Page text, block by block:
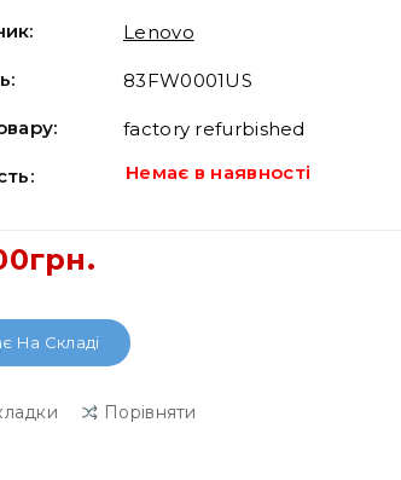
Lenovo
83FW0001US
factory refurbished
Немає в наявності
На Складі
Порівняти